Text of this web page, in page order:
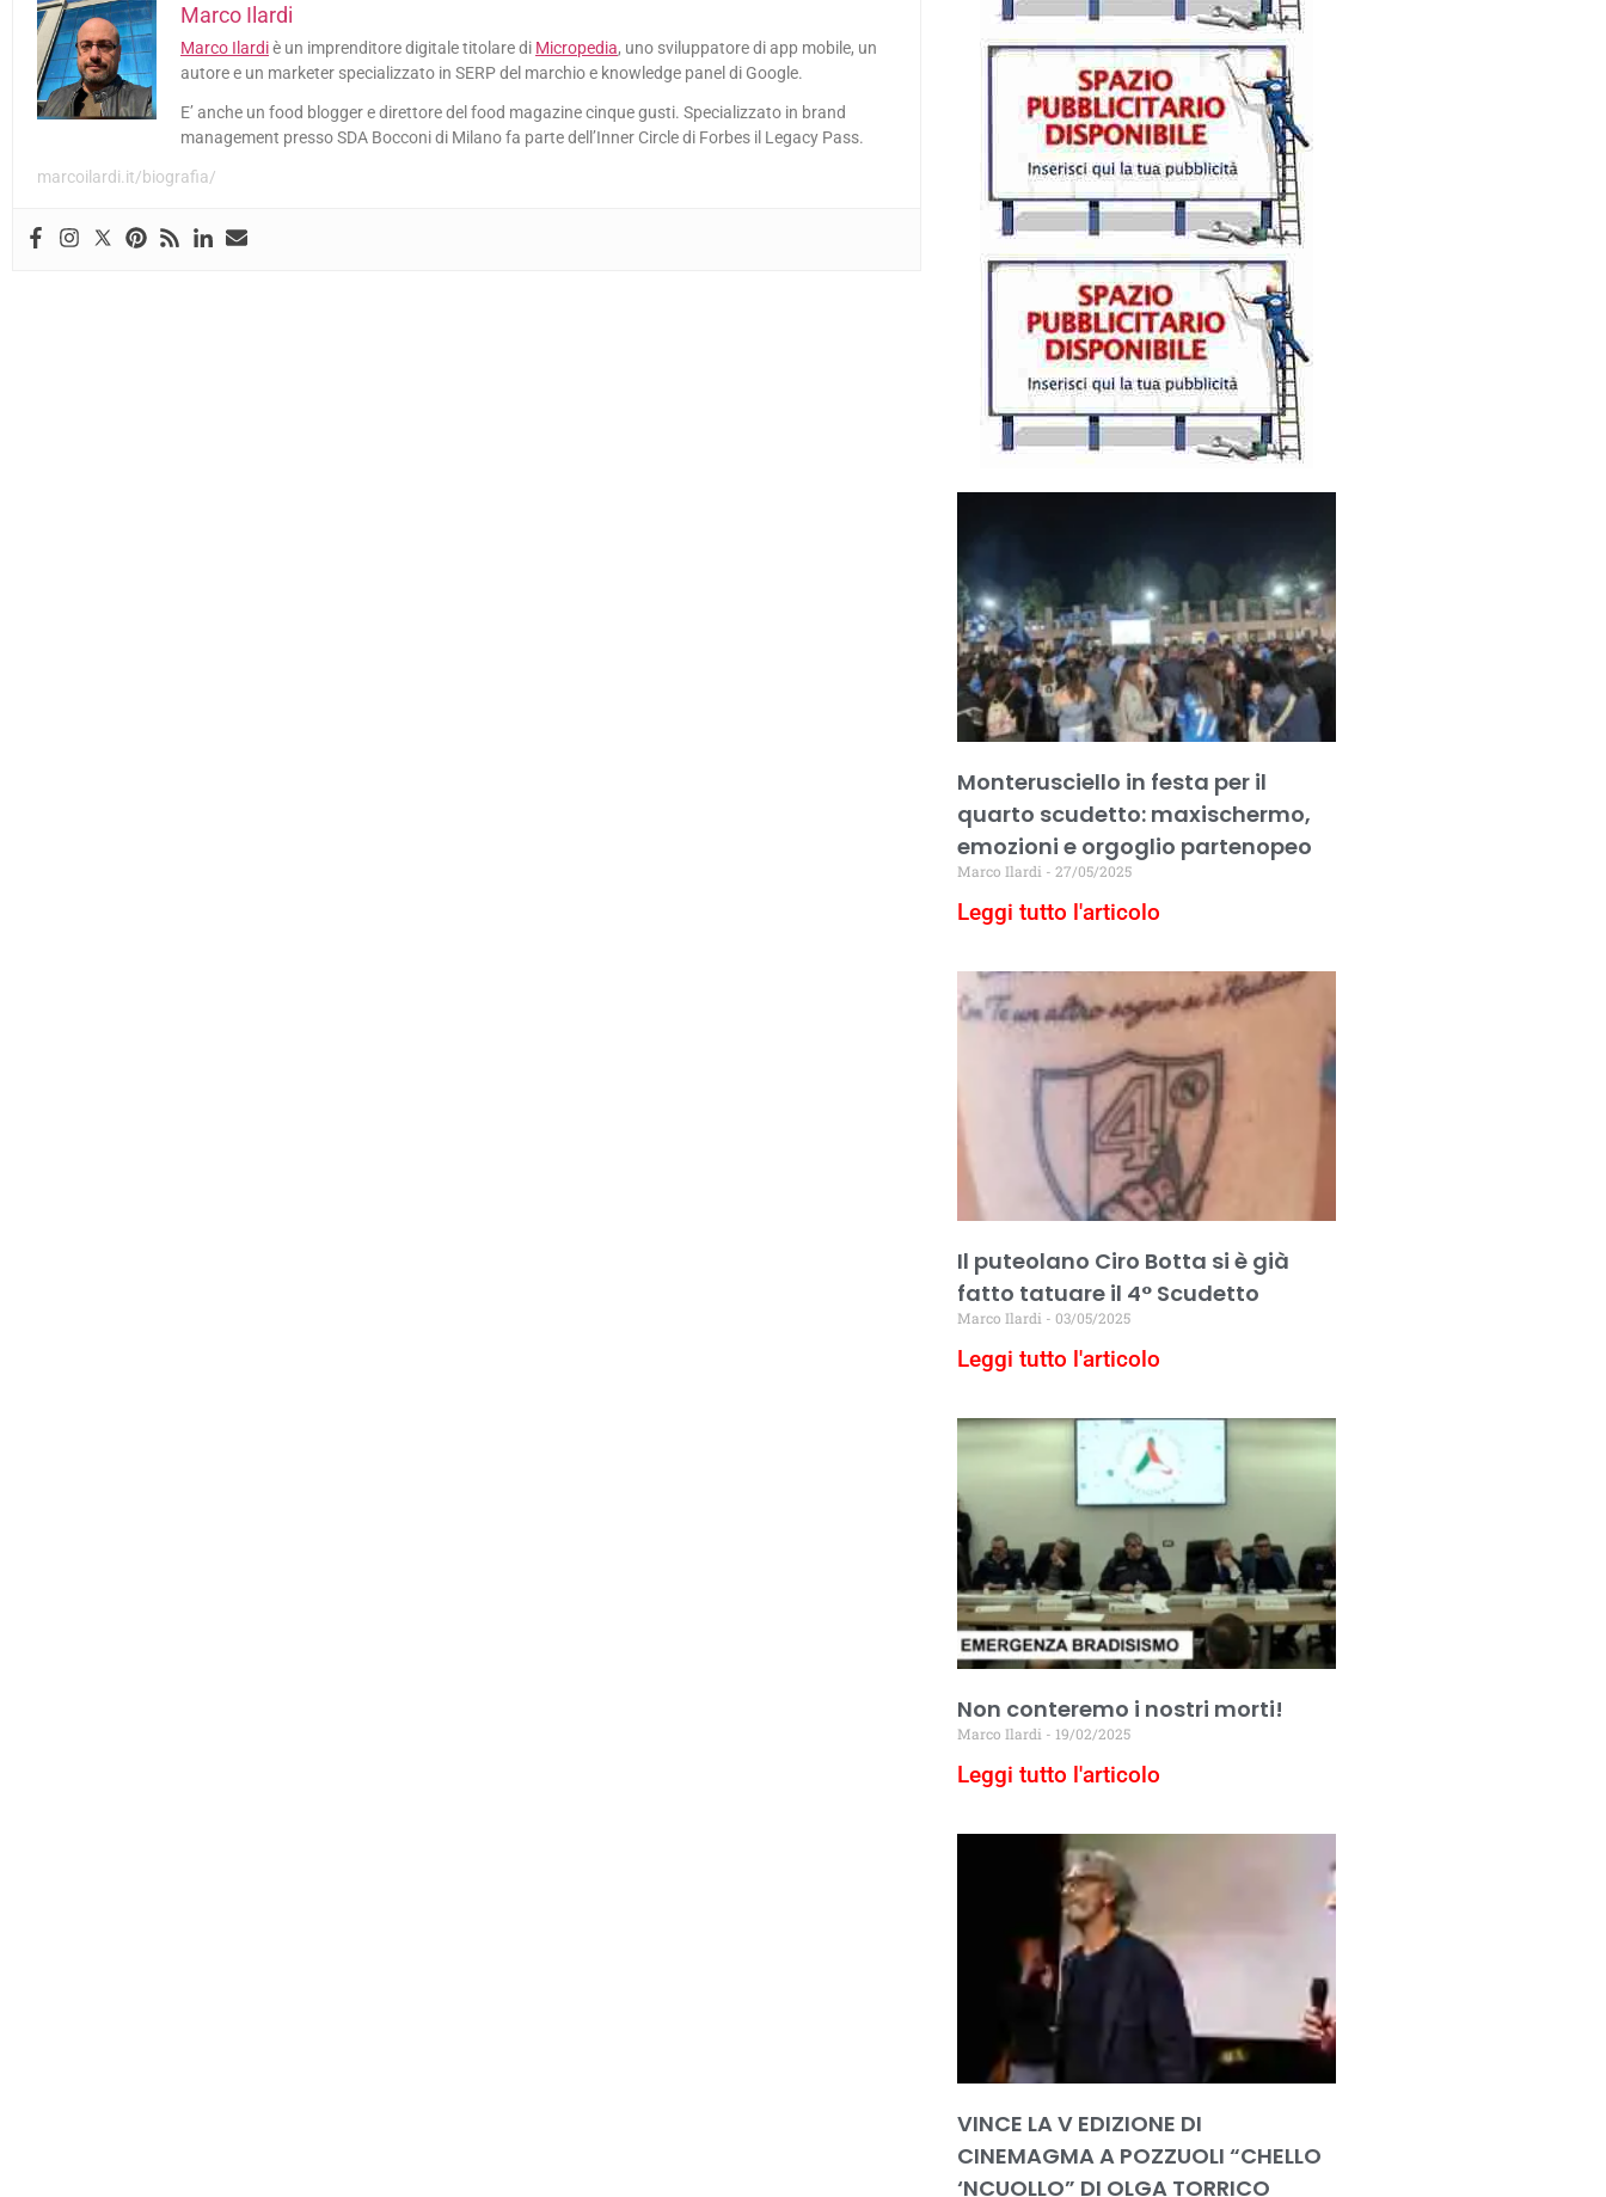
Marco Ilardi
Marco Ilardiè un imprenditore digitale titolare di Micropedia, uno sviluppatore di app mobile, un
autore e un marketer specializzato in SERP del marchio e knowledge panel di Google.
E’ anche un food blogger e direttore del food magazine cinque gusti. Specializzato in brand
management presso SDA Bocconi di Milano fa parte dell’Inner Circle di Forbes il Legacy Pass.
marcoilardi.it/biografia/
Monterusciello in festa per il
quarto scudetto: maxischermo,
emozioni e orgoglio partenopeo
Marco Ilardi 27/05/2025
Leggi tutto l'articolo
Il puteolano Ciro Botta si è già
fatto tatuare il 4° Scudetto
Marco Ilardi 03/05/2025
Leggi tutto l'articolo
Non conteremo i nostri morti!
Marco Ilardi 19/02/2025
Leggi tutto l'articolo
VINCE LA V EDIZIONE DI
CINEMAGMA A POZZUOLI “CHELLO
‘NCUOLLO” DI OLGA TORRICO